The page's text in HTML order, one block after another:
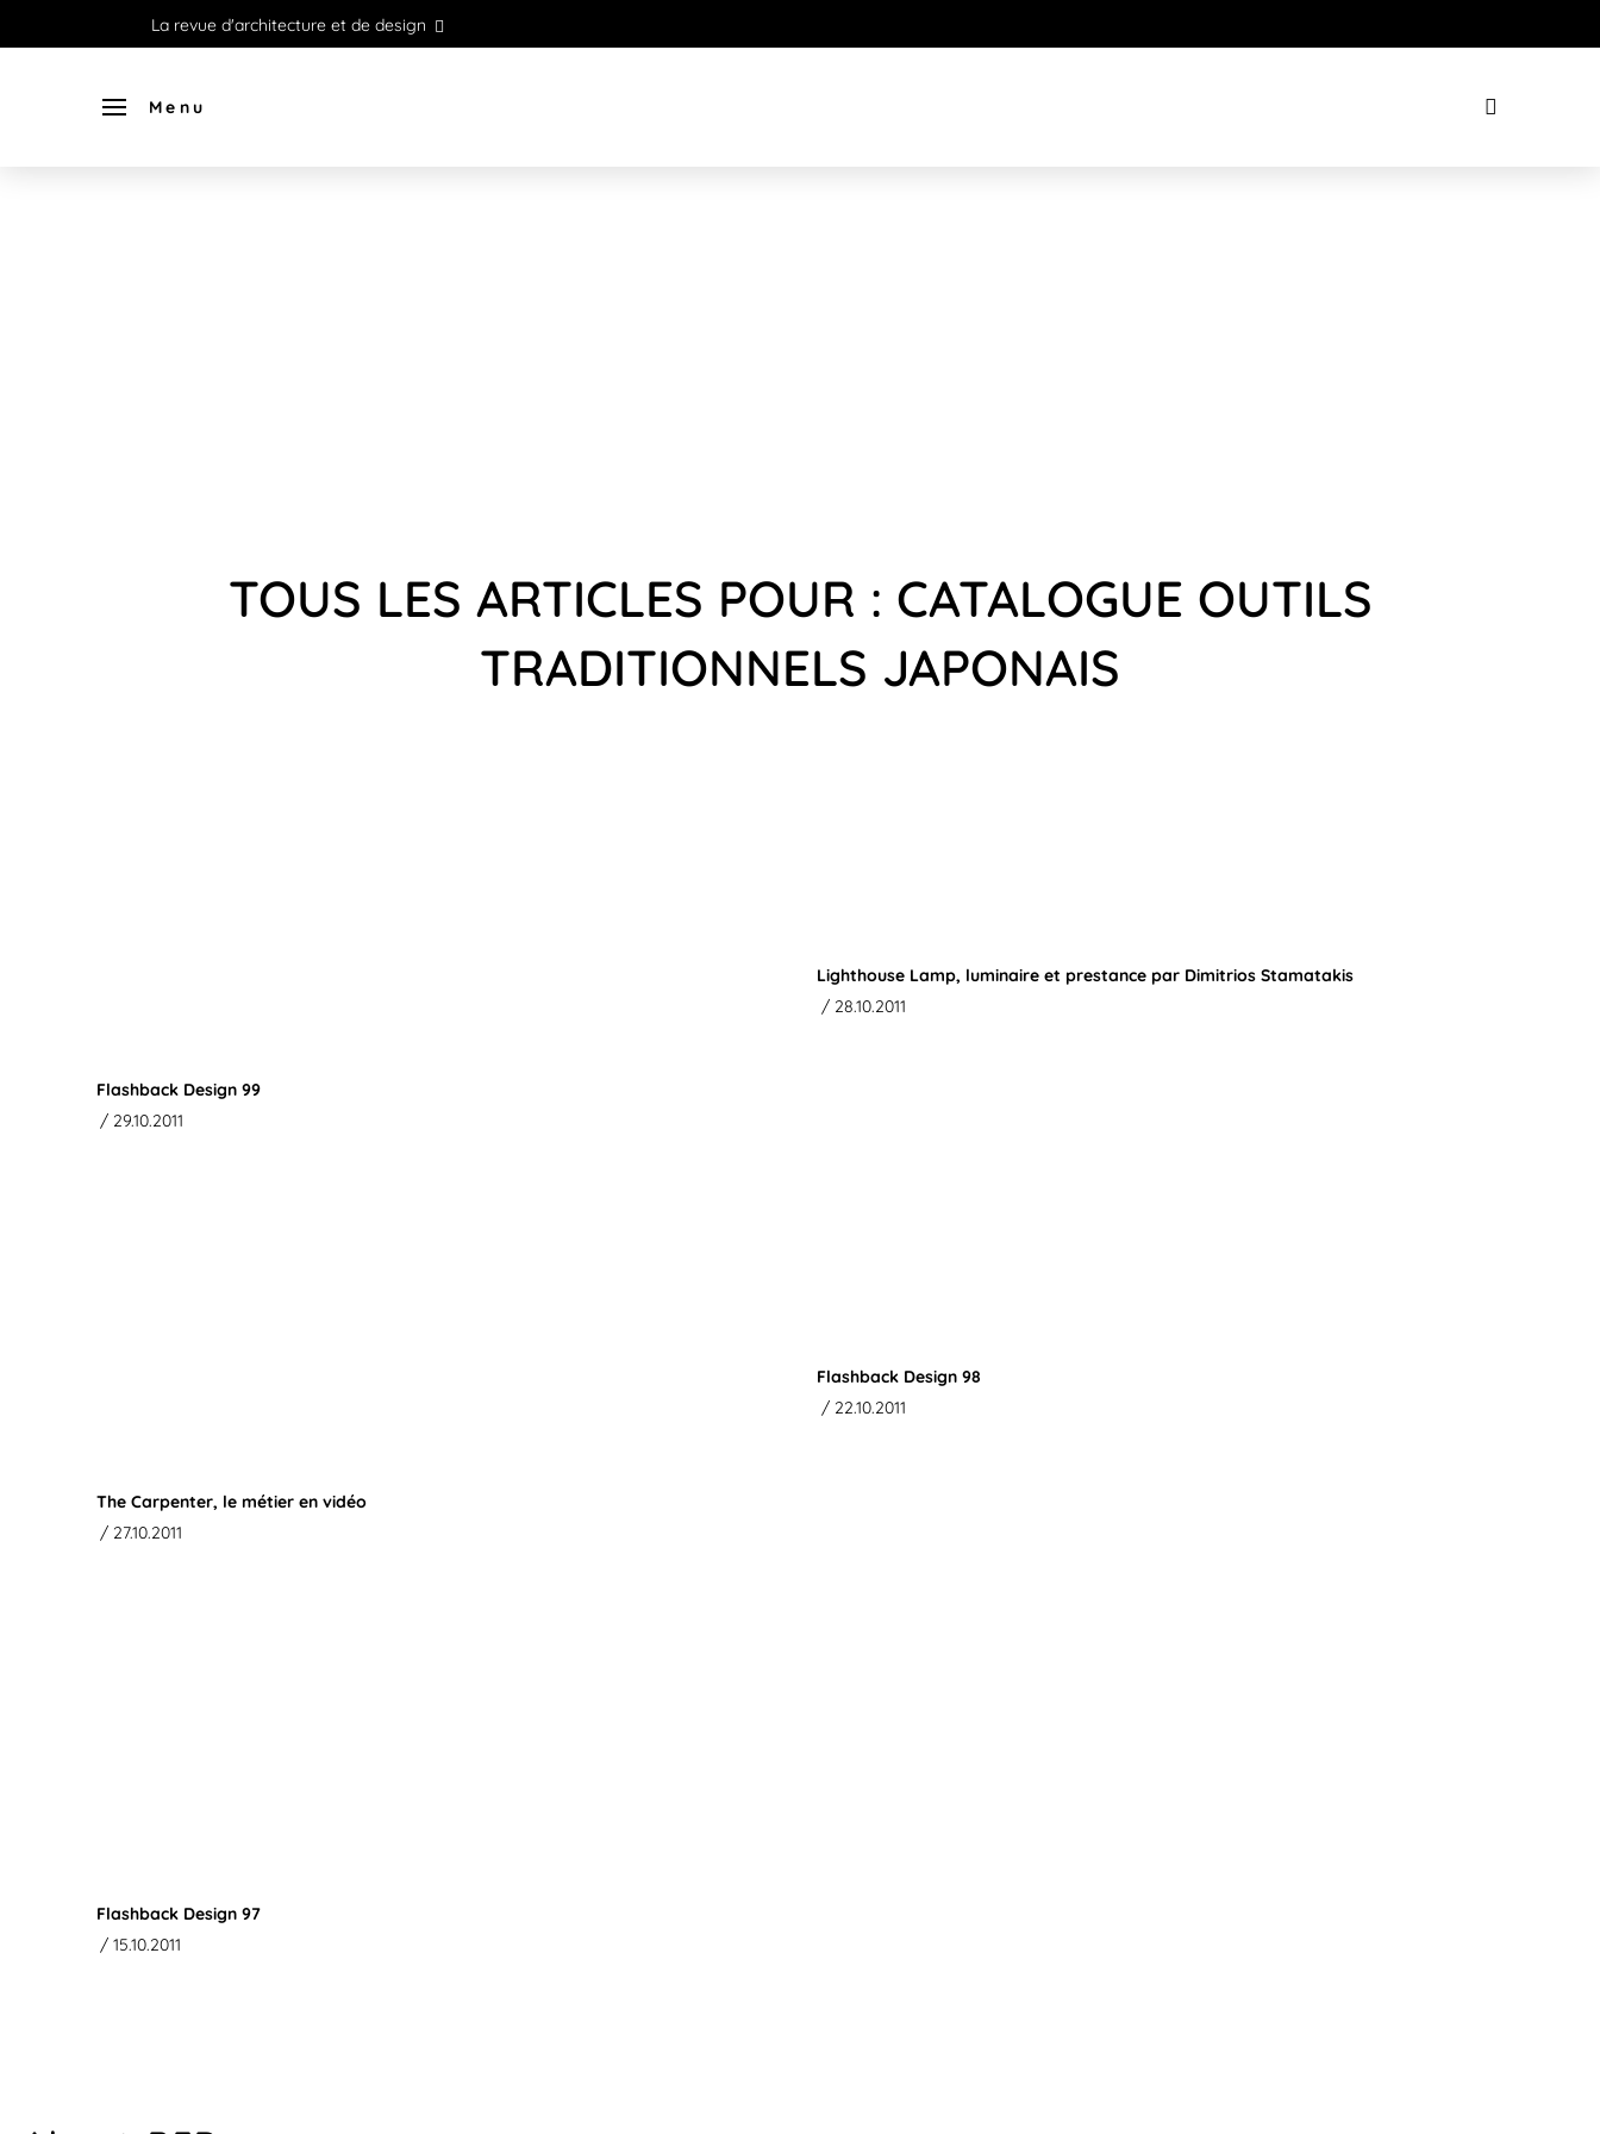
La revue d'architecture et de design
Menu
TOUS LES ARTICLES POUR : CATALOGUE OUTILS
TRADITIONNELS JAPONAIS
Flashback Design 99
/ 29.10.2011
Lighthouse Lamp, luminaire et prestance par Dimitrios Stamatakis
/ 28.10.2011
The Carpenter, le métier en vidéo
/ 27.10.2011
Flashback Design 98
/ 22.10.2011
Flashback Design 97
/ 15.10.2011